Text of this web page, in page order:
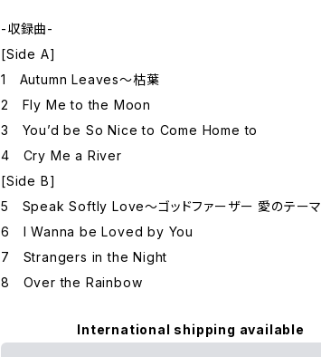
-収録曲-
[Side A]
1 Autumn Leaves～枯葉
2 Fly Me to the Moon
3 You’d be So Nice to Come Home to
4 Cry Me a River
[Side B]
5 Speak Softly Love～ゴッドファーザー 愛のテーマ
6 I Wanna be Loved by You
7 Strangers in the Night
8 Over the Rainbow
International shipping available